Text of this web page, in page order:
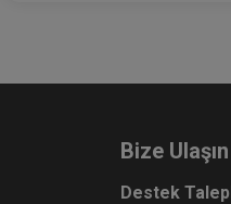
Bize Ulaşın
Destek